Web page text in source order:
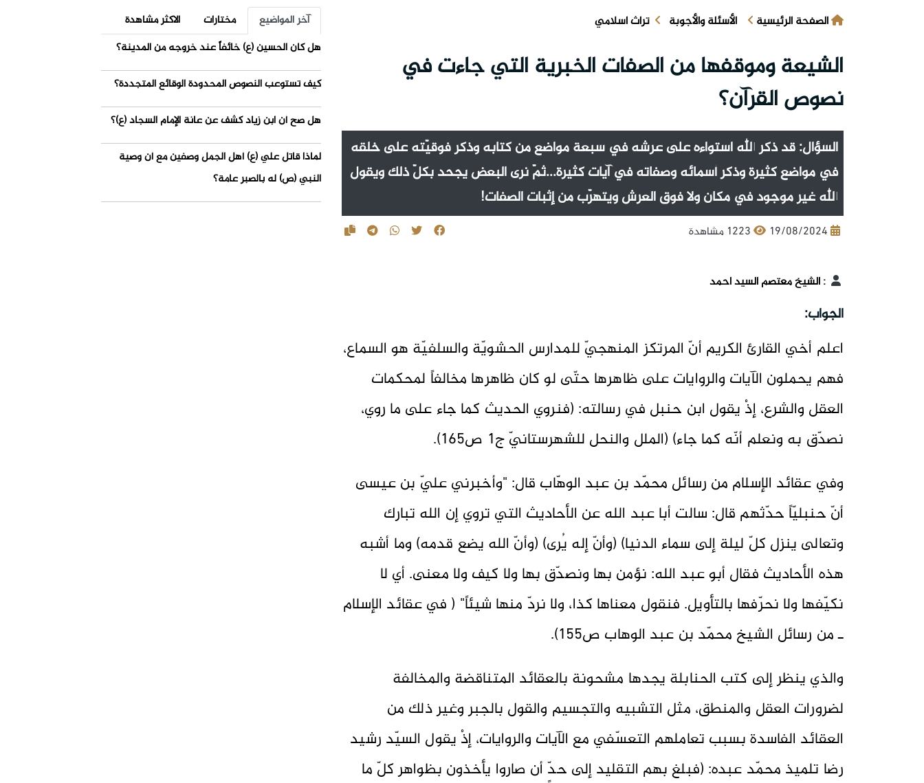
الصفحة الرئيسية الأسئلة والأجوبة تراث اسلامي
الشيعة وموقفها من الصفات الخبرية التي جاءت في
نصوص القرآن؟
السؤال: قد ذكر الله استواءه على عرشه في سبعة مواضع من كتابه وذكر فوقيّته على خلقه
في مواضع كثيرة وذكر أسمائه وصفاته في آيات كثيرة...ثمّ نرى البعض يجحد بكلّ ذلك ويقول
الله غير موجود في مكان ولا فوق العرش ويتهرّب من إثبات الصفات!
19/08/2024 1223 مشاهدة
:الشيخ معتصم السيد احمد
الجواب:
اعلم أخي القارئ الكريم أنّ المرتكز المنهجيّ للمدارس الحشويّة والسلفيّة هو السماع،
فهم يحملون الآيات والروايات على ظاهرها حتّى لو كان ظاهرها مخالفاً لمحكمات
العقل والشرع، إذْ يقول ابن حنبل في رسالته: (فنروي الحديث كما جاء على ما روي،
نصدّق به ونعلم أنّه كما جاء) (الملل والنحل للشهرستانيّ ج1 ص165).
وفي عقائد الإسلام من رسائل محمّد بن عبد الوهّاب قال: "وأخبرني عليّ بن عيسى
أنّ حنبليّاً حدّثهم قال: سالت أبا عبد الله عن الأحاديث التي تروي إن الله تبارك
وتعالى ينزل كلّ ليلة إلى سماء الدنيا) (وأنّ إله يُرى) (وأنّ الله يضع قدمه) وما أشبه
هذه الأحاديث فقال أبو عبد الله: نؤمن بها ونصدّق بها ولا كيف ولا معنى. أي لا
نكيّفها ولا نحرّفها بالتأويل. فنقول معناها كذا، ولا نردّ منها شيئاً" ( في عقائد الإسلام
ـ من رسائل الشيخ محمّد بن عبد الوهاب ص155).
والذي ينظر إلى كتب الحنابلة يجدها مشحونة بالعقائد المتناقضة والمخالفة
لضرورات العقل والمنطق، مثل التشبيه والتجسيم والقول بالجبر وغير ذلك من
العقائد الفاسدة بسبب تعاملهم التعسّفي مع الآيات والروايات، إذْ يقول السيّد رشيد
رضا تلميذ محمّد عبده: (فبلغ بهم التقليد إلى حدٍّ أن صاروا يأخذون بظواهر كلّ ما
آخر المواضيع مختارات
الاكثر مشاهدة
هل كان الحسين (ع) خائفاً عند خروجه من المدينة؟
كيف تستوعب النصوص المحدودة الوقائع المتجددة؟
هل صح أن ابن زياد كشف عن عانة الإمام السجاد (ع)؟
لماذا قاتل علي (ع) أهل الجمل وصفين مع أن وصية
النبي (ص) له بالصبر عامة؟